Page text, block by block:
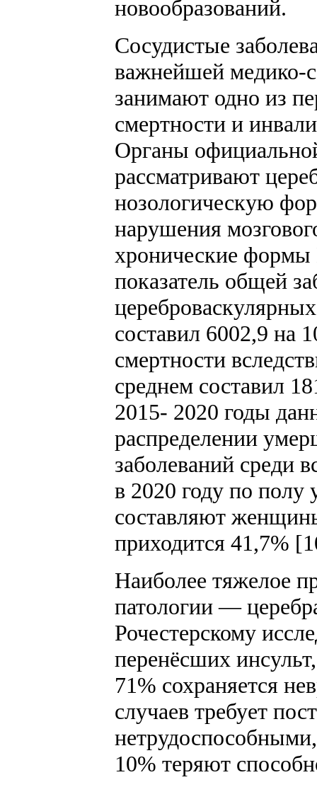
новообразований.
Сосудистые
важнейшей медико-
занимают одно из
смертности и
Органы
рассматривают
нозологическую
нарушения
хронические
показатель общей
составил 6002,9 на
смертности
среднем составил
2015- 2020 годы
распределении
заболеваний среди
в 2020 году по
составляют
приходится 41,7%
Наиболее тяжелое
патологии —
Рочестерскому
перенёсших
71% сохраняется
случаев требует
10% теряют